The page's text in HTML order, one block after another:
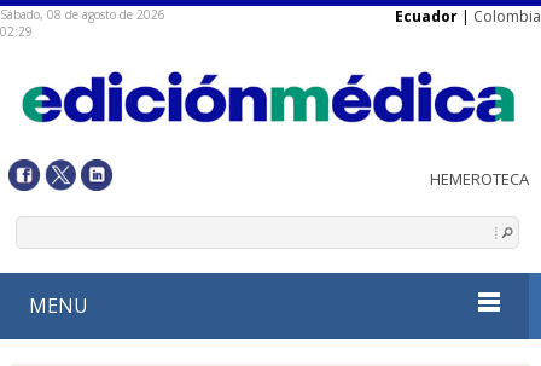
Sábado, 08 de agosto de 2026
02:29
Ecuador | Colombia
MENU